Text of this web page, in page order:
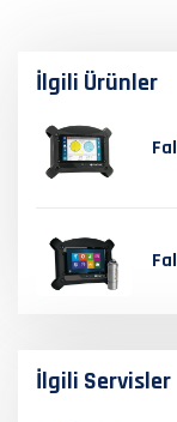
İlgili Ürünler
İlgili Servisler